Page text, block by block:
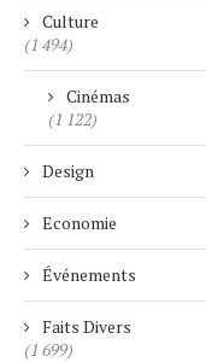
Culture
(1 494)
Cinémas
(1 122)
Design
Economie
Événements
Faits Divers
(1 699)